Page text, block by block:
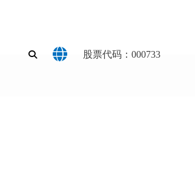
股票代码：000733